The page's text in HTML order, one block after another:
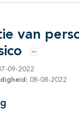
van
Opties
09-2022
08-08-2022